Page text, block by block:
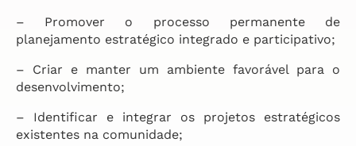
– Promover o processo permanente de
planejamento estratégico integrado e participativo;
– Criar e manter um ambiente favorável para o
desenvolvimento;
– Identificar e integrar os projetos estratégicos
existentes na comunidade;